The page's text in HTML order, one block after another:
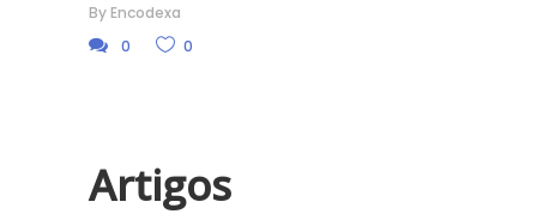
By Encodexa
0
0
Artigos